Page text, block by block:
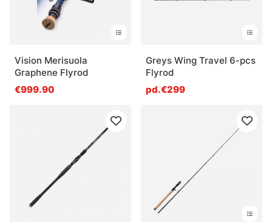
Vision Merisuola
Graphene Flyrod
€999.90
Greys Wing Travel 6-pcs
Flyrod
pd.€299